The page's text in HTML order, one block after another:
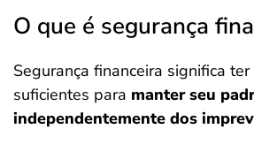
O que é segurança
Segurança financeira significa ter
suficientes para manter seu
independentemente dos